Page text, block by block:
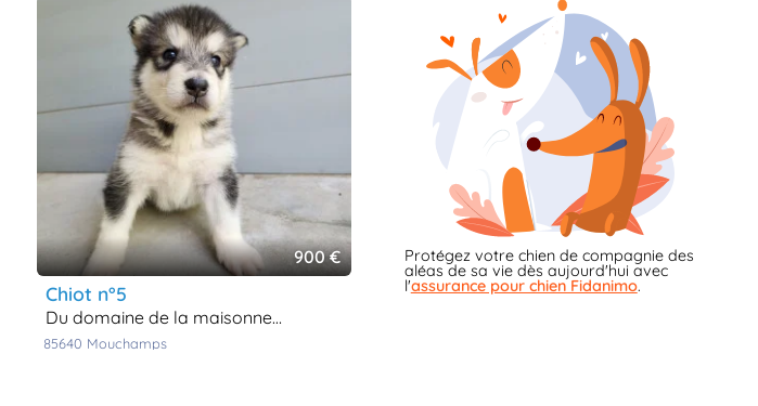
900 €
chiot n°5
du domaine de la maisonnette
85640 mouchamps
Protégez votre chien de compagnie des
aléas de sa vie dès aujourd'hui avec
l'assurance pour chien Fidanimo.